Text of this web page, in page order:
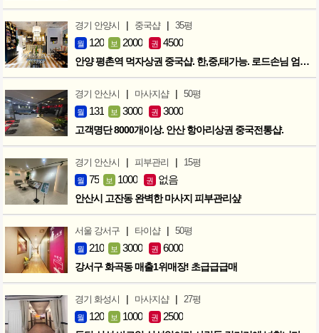
경기 안양시 | 중국샵 | 35평
월 120 보 2000 권 4500
안양 평촌역 먹자상권 중국샵. 한,중,태가능. 로드손님 엄청많아요!
경기 안산시 | 마사지샵 | 50평
월 131 보 3000 권 3000
고객명단 8000개이상. 안산 항아리상권 중국전통샵.
경기 안산시 | 피부관리 | 15평
월 75 보 1000 권 없음
안산시 고잔동 완벽한 마사지 피부관리샾
서울 강서구 | 타이샵 | 50평
월 210 보 3000 권 6000
강서구 화곡동 매출1위매장! 초급급급매
경기 화성시 | 마사지샵 | 27평
월 120 보 1000 권 2500